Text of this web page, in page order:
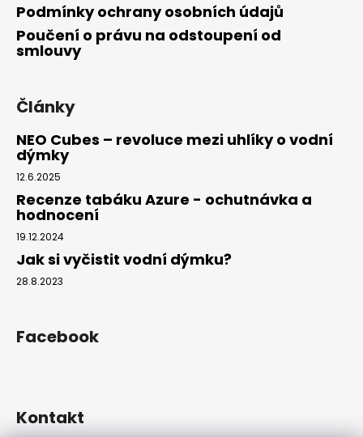
Podmínky ochrany osobních údajů
Poučení o právu na odstoupení od
smlouvy
Články
NEO Cubes – revoluce mezi uhlíky o vodní
dýmky
12.6.2025
Recenze tabáku Azure - ochutnávka a
hodnocení
19.12.2024
Jak si vyčistit vodní dýmku?
28.8.2023
Facebook
Kontakt